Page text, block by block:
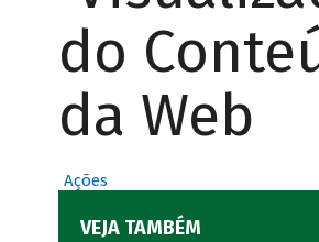
do
da Web
Ações
VEJA TAMBÉM